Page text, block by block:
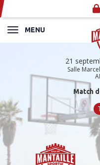
MENU
21
Salle
Match
Panneau de gestion des cookies